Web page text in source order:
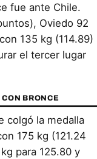
fue ante Chile.
Oviedo 92
135 kg (114.89)
el tercer lugar
BRONCE
colgó la medalla
175 kg (121.24
para 125.80 y